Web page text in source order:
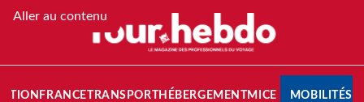
Aller au contenu
FRANCETRANSPORT HÉBERGEMENTMICE MOBILITÉS